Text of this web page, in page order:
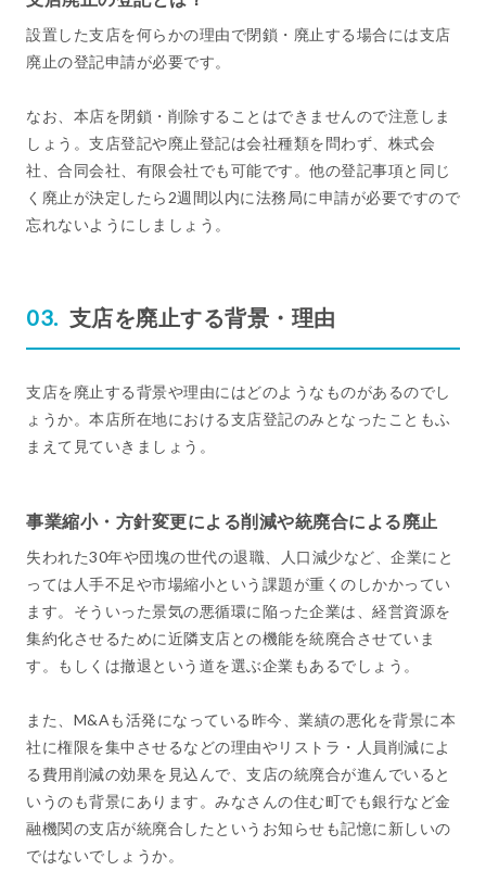
設置した支店を何らかの理由で閉鎖・廃止する場合には支店
廃止の登記申請が必要です。
なお、本店を閉鎖・削除することはできませんので注意しま
しょう。支店登記や廃止登記は会社種類を問わず、株式会
社、合同会社、有限会社でも可能です。他の登記事項と同じ
く廃止が決定したら2週間以内に法務局に申請が必要ですので
忘れないようにしましょう。
支店を廃止する背景・理由
支店を廃止する背景や理由にはどのようなものがあるのでし
ょうか。本店所在地における支店登記のみとなったこともふ
まえて見ていきましょう。
事業縮小・方針変更による削減や統廃合による廃止
失われた30年や団塊の世代の退職、人口減少など、企業にと
っては人手不足や市場縮小という課題が重くのしかかってい
ます。そういった景気の悪循環に陥った企業は、経営資源を
集約化させるために近隣支店との機能を統廃合させていま
す。もしくは撤退という道を選ぶ企業もあるでしょう。
また、M&Aも活発になっている昨今、業績の悪化を背景に本
社に権限を集中させるなどの理由やリストラ・人員削減によ
る費用削減の効果を見込んで、支店の統廃合が進んでいると
いうのも背景にあります。みなさんの住む町でも銀行など金
融機関の支店が統廃合したというお知らせも記憶に新しいの
ではないでしょうか。